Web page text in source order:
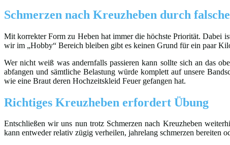
Schmerzen nach Kreuzheben durch
Mit korrekter Form zu Heben hat immer die höchste Priorität. Dabei
wir im „Hobby“ Bereich bleiben gibt es keinen Grund für ein paar
Wer nicht weiß was andernfalls passieren kann sollte sich an das
abfangen und sämtliche Belastung würde komplett auf unsere
wie eine Braut deren Hochzeitskleid Feuer gefangen hat.
Richtiges Kreuzheben erfordert Übung
Entschließen wir uns nun trotz Schmerzen nach Kreuzheben
kann entweder relativ zügig verheilen, jahrelang schmerzen bereiten